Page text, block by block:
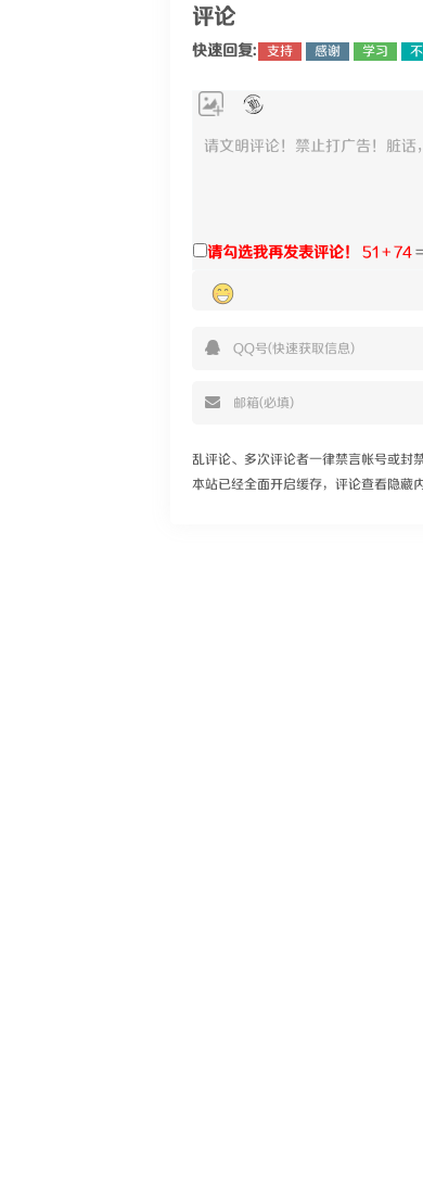
评论
快速回复: 支持 感谢 学习
请勾选我再发表评论！ 51 + 74=
乱评论、多次评论者一律禁言帐号或封
本站已经全面开启缓存，评论查看隐藏